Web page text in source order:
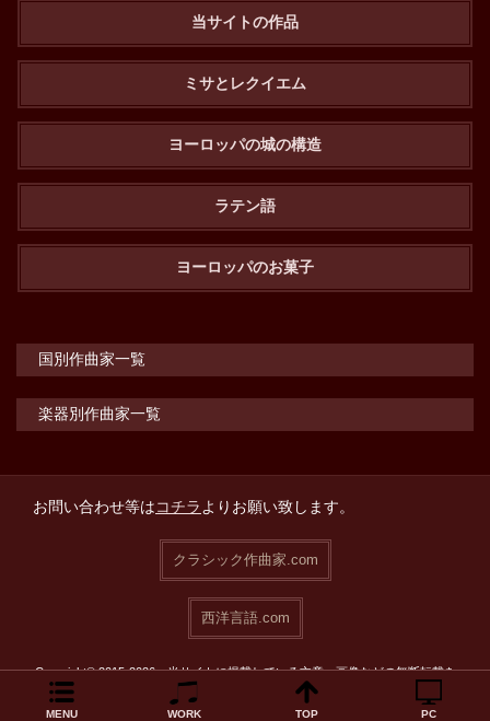
当サイトの作品
ミサとレクイエム
ヨーロッパの城の構造
ラテン語
ヨーロッパのお菓子
国別作曲家一覧
楽器別作曲家一覧
お問い合わせ等はコチラよりお願い致します。
クラシック作曲家.com
西洋言語.com
Copyright© 2015-2026 当サイトに掲載している文章・画像などの無断転載を
MENU WORK TOP PC